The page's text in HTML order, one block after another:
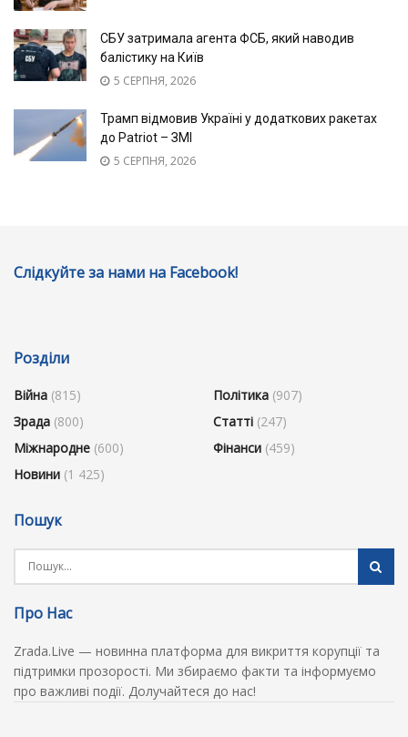
СБУ затримала агента ФСБ, який наводив
балістику на Київ
5 СЕРПНЯ, 2026
Трамп відмовив Україні у додаткових ракетах
до Patriot – ЗМІ
5 СЕРПНЯ, 2026
Слідкуйте за нами на Facebook!
Розділи
Війна (815)
Зрада (800)
Міжнародне (600)
Новини (1 425)
Політика (907)
Статті (247)
Фінанси (459)
Пошук
Про Нас
Zrada.Live — новинна платформа для викриття корупції та
підтримки прозорості. Ми збираємо факти та інформуємо
про важливі події. Долучайтеся до нас!